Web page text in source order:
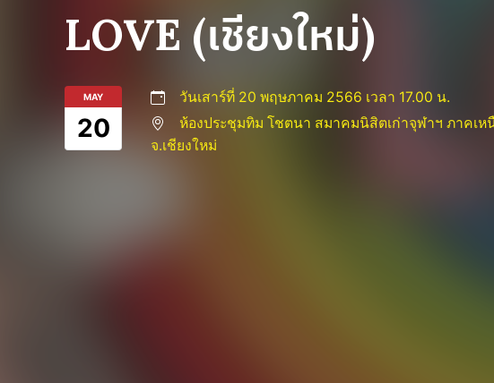
LOVE (เชียงใหม่)
MAY
20
วันเสาร์ที่ 20 พฤษภาคม 2566 เวลา 17.00 น.
ห้องประชุมทิม โชตนา สมาคมนิสิตเก่าจุฬาฯ ภาคเห
จ.เชียงใหม่